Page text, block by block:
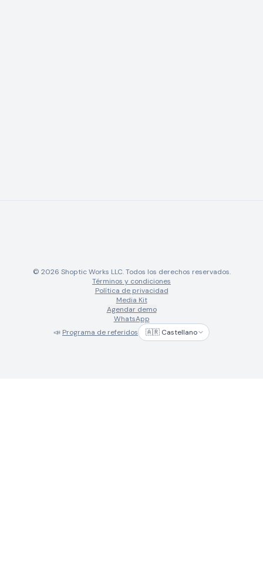
© 2026 Shoptic Works LLC. Todos los derechos reservados.
Términos y condiciones
Política de privacidad
Media Kit
Agendar demo
WhatsApp
📣 Programa de referidos 🇦🇷 Castellano